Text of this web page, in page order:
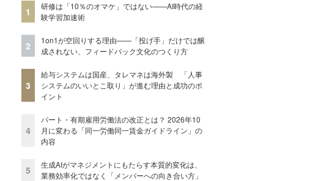
1
研修は「10％のオマケ」ではない——AI時代の経
験学習加速術
2
1on1が空回りする理由——「投げ手」だけでは醸
成されない、フィードバック文化のつくり方
3
給与システムは国産、タレマネは海外製 「人事
システムのいいとこ取り」が進む理由と成功のポ
イント
4
パート・有期雇用労働法の改正とは？ 2026年10
月に変わる「同一労働同一賃金ガイドライン」の
内容
5
生成AIがマネジメントにもたらす本質的変化は、
業務効率化ではなく「メンバーへの向き合い方」